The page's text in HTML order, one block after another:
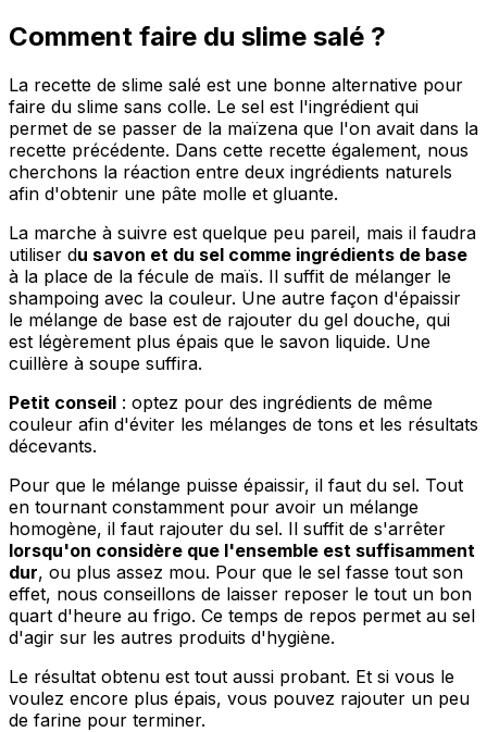
Comment faire du slime salé ?
La recette de slime salé est une bonne alternative pour
faire du slime sans colle. Le sel est l'ingrédient qui
permet de se passer de la maïzena que l'on avait dans la
recette précédente. Dans cette recette également, nous
cherchons la réaction entre deux ingrédients naturels
afin d'obtenir une pâte molle et gluante.
La marche à suivre est quelque peu pareil, mais il faudra
utiliser du savon et du sel comme ingrédients de base
à la place de la fécule de maïs. Il suffit de mélanger le
shampoing avec la couleur. Une autre façon d'épaissir
le mélange de base est de rajouter du gel douche, qui
est légèrement plus épais que le savon liquide. Une
cuillère à soupe suffira.
Petit conseil : optez pour des ingrédients de même
couleur afin d'éviter les mélanges de tons et les résultats
décevants.
Pour que le mélange puisse épaissir, il faut du sel. Tout
en tournant constamment pour avoir un mélange
homogène, il faut rajouter du sel. Il suffit de s'arrêter
lorsqu'on considère que l'ensemble est suffisamment
dur, ou plus assez mou. Pour que le sel fasse tout son
effet, nous conseillons de laisser reposer le tout un bon
quart d'heure au frigo. Ce temps de repos permet au sel
d'agir sur les autres produits d'hygiène.
Le résultat obtenu est tout aussi probant. Et si vous le
voulez encore plus épais, vous pouvez rajouter un peu
de farine pour terminer.